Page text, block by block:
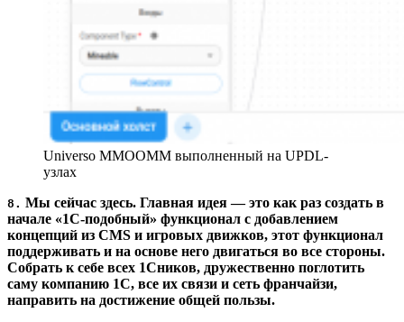
Universo MMOOMM выполненный на UPDL-
узлах
8. Мы сейчас здесь. Главная идея — это как раз создать в
начале «1С-подобный» функционал с добавлением
концепций из CMS и игровых движков, этот функционал
поддерживать и на основе него двигаться во все стороны.
Собрать к себе всех 1Сников, дружественно поглотить
саму компанию 1С, все их связи и сеть франчайзи,
направить на достижение общей пользы.